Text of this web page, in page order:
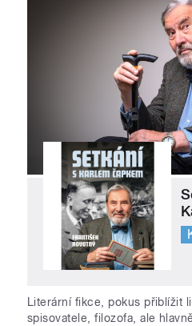
Literární fikce, pokus přiblížit
spisovatele, filozofa, ale